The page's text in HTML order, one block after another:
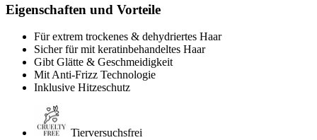
Eigenschaften und Vorteile
Für extrem trockenes & dehydriertes Haar
Sicher für mit keratinbehandeltes Haar
Gibt Glätte & Geschmeidigkeit
Mit Anti-Frizz Technologie
Inklusive Hitzeschutz
Tierversuchsfrei